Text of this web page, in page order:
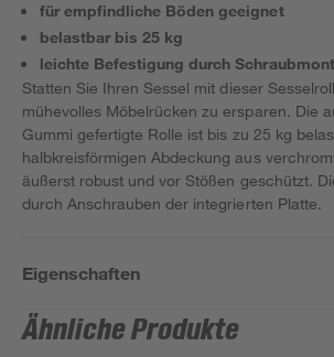
für empfindliche Böden geeignet
belastbar bis 25 kg
leichte Befestigung durch
Statten Sie Ihren Sessel mit dieser
mühevolles Möbelrücken zu ersparen. Die
Gummi gefertigte Rolle ist bis zu 25 kg
halbkreisförmigen Abdeckung aus
äußerst robust und vor Stößen geschützt.
durch Anschrauben der integrierten Platte.
Eigenschaften
Ähnliche Produkte